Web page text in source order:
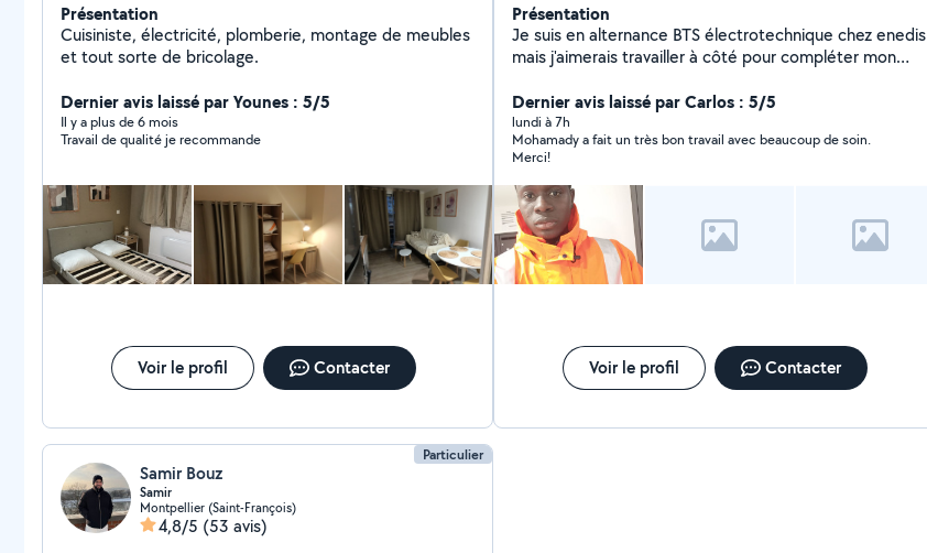
Présentation
Cuisiniste, électricité, plomberie, montage de meubles
et tout sorte de bricolage.
Dernier avis laissé par Younes : 5/5
Il y a plus de 6 mois
Travail de qualité je recommande
Voir le profil Contacter
Présentation
Je suis en alternance BTS électrotechnique chez enedis
mais j'aimerais travailler à côté pour compléter mon
particuliers en électricité domestique et surtout
dépannage en moins chère
Dernier avis laissé par Carlos : 5/5
lundi à 7h
Mohamady a fait un très bon travail avec beaucoup de soin.
Merci!
Voir le profil Contacter
Particulier
Samir Bouz
Samir
Montpellier (Saint-François)
4,8/5 (53 avis)